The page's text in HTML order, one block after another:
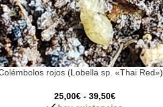
rojos (Lobella sp. «Thai Red»)
25,00€ - 39,50€